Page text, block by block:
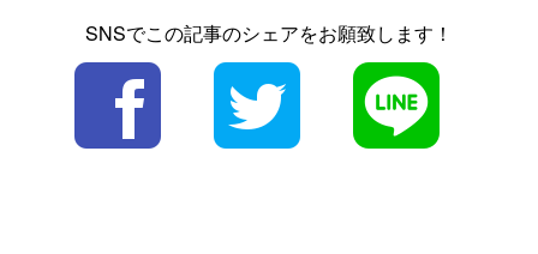
SNSでこの記事のシェアをお願致します！